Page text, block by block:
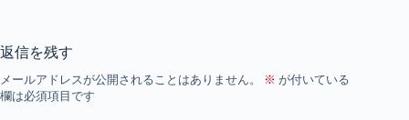
返信を残す
メールアドレスが公開されることはありません。 ※ が付いている
欄は必須項目です